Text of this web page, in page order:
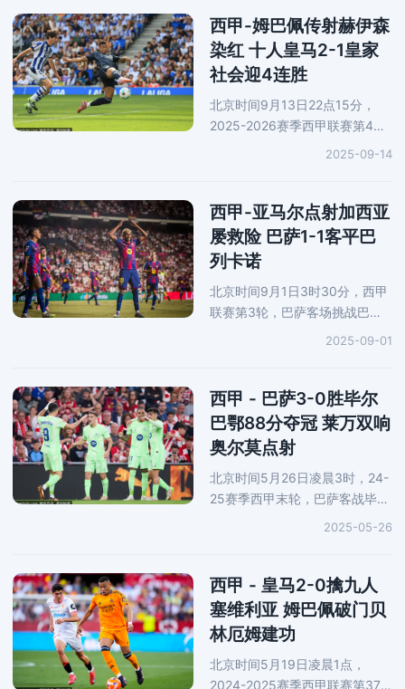
尔明远射破门完成双响，66分
钟，拉菲尼亚反抢得
西甲-姆巴佩传射赫伊森
染红 十人皇马2-1皇家
社会迎4连胜
北京时间9月13日22点15分，
2025-2026赛季西甲联赛第4轮
展开一场焦点战役，皇马前往客
随后，赫伊森拉倒奥亚萨瓦尔被
主裁
2025-09-14
西甲-亚马尔点射加西亚
屡救险 巴萨1-1客平巴
列卡诺
北京时间9月1日3时30分，西甲
联赛第3轮，巴萨客场挑战巴列
卡诺，第40分钟，亚马尔造点并
扳平，比赛尾声，巴萨门将霍安-
加西亚连续
2025-09-01
西甲 - 巴萨3-0胜毕尔
巴鄂88分夺冠 莱万双响
奥尔莫点射
北京时间5月26日凌晨3时，24-
25赛季西甲末轮，巴萨客战毕尔
巴鄂，第14分钟，莱万挑射破
点并破门，最终巴萨3-0完胜毕
巴，以38轮88分的
2025-05-26
西甲 - 皇马2-0擒九人
塞维利亚 姆巴佩破门贝
林厄姆建功
北京时间5月19日凌晨1点，
2024-2025赛季西甲联赛第37